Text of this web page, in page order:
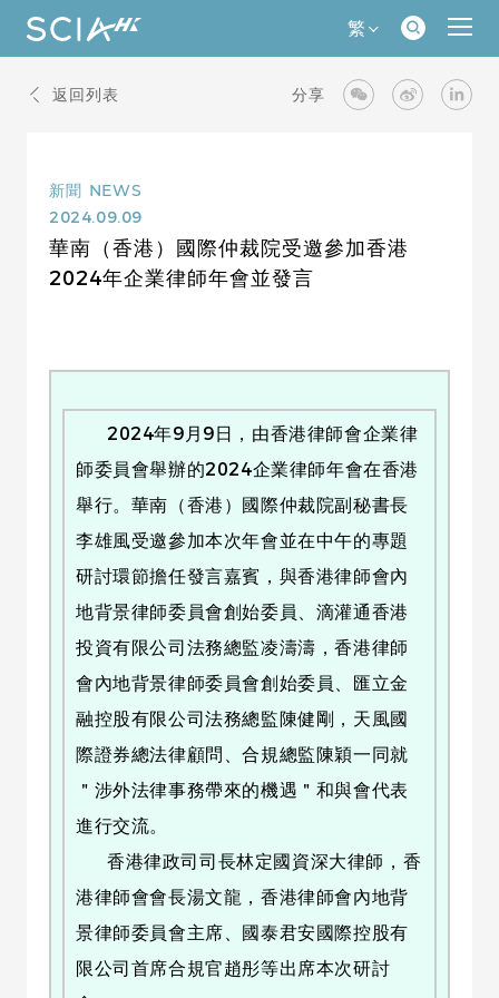
繁
返回列表 分享
新聞 NEWS
2024.09.09
華南（香港）國際仲裁院受邀參加香港
2024年企業律師年會並發言
2024年9月9日，由香港律師會企業律
師委員會舉辦的2024企業律師年會在香港
舉行。華南（香港）國際仲裁院副秘書長
李雄風受邀參加本次年會並在中午的專題
研討環節擔任發言嘉賓，與香港律師會內
地背景律師委員會創始委員、滴灌通香港
投資有限公司法務總監凌濤濤，香港律師
會內地背景律師委員會創始委員、匯立金
融控股有限公司法務總監陳健剛，天風國
際證券總法律顧問、合規總監陳穎一同就
＂涉外法律事務帶來的機遇＂和與會代表
進行交流。
香港律政司司長林定國資深大律師，香
港律師會會長湯文龍，香港律師會內地背
景律師委員會主席、國泰君安國際控股有
限公司首席合規官趙彤等出席本次研討